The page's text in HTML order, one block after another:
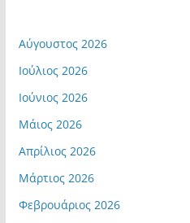
Αύγουστος 2026
Ιούλιος 2026
Ιούνιος 2026
Μάιος 2026
Απρίλιος 2026
Μάρτιος 2026
Φεβρουάριος 2026